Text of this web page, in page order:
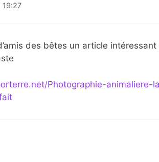
19:27
des bêtes un article
Photographie-animaliere-